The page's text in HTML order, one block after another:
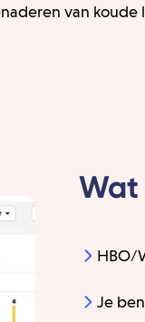
van koude
Wat
HBO/
Je